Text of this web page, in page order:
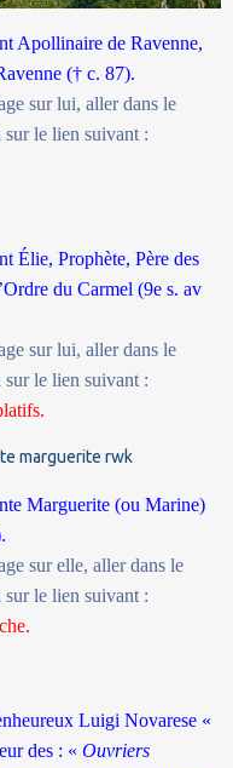
Apollinaire de Ravenne,
(† c. 87).
sur lui, aller dans le
sur le lien suivant :
Élie, Prophète, Père des
du Carmel (9e s. av
sur lui, aller dans le
sur le lien suivant :
Marguerite (ou Marine)
sur elle, aller dans le
sur le lien suivant :
Luigi Novarese «
des : « Ouvriers